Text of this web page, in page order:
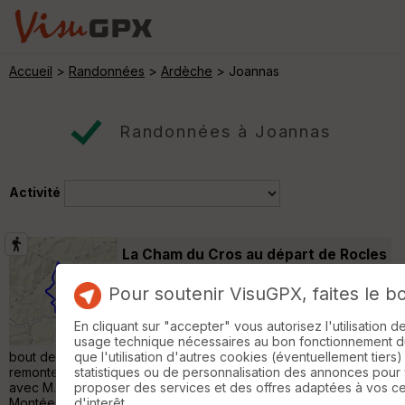
Accueil > Randonnées > Ardèche > Joannas
Randonnées à Joannas
Activité
La Cham du Cros au départ de Rocles
Départ du Col de la Croix de Rocles : petit
parking à côté d'un local communal. Petit
bout de route avant de descendre vers un ruisseau, puis
remonter vers Bouteillac, très beau hameau restauré. Rencontre
avec M. Nicollet, créateur du GRP du Tour du Tanargue.
Pour soutenir VisuGPX, faites le
En cliquant sur "accepter" vous autorisez l'utilisation
usage technique nécessaires au bon fonctionnement
que l'utilisation d'autres cookies (éventuellement
statistiques ou de personnalisation des annonces pour
proposer des services et des offres adaptées à vos